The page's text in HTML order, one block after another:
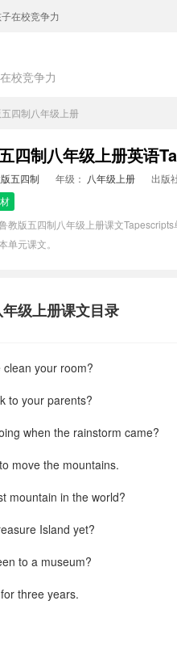
在校竞争力
校竞争力
四制八年级上册
四制八年级上册英语
五四制 年级： 八年级上册 出版
教版五四制八年级上册课文
单元课文。
级上册课文目录
your room?
to your parents?
when the rainstorm came?
move the mountains.
mountain in the world?
Island yet?
to a museum?
three years.